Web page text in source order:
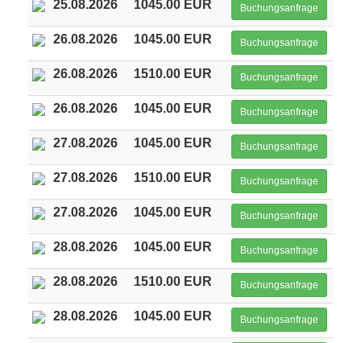
25.08.2026 1045.00 EUR Buchungsanfrage
26.08.2026 1045.00 EUR Buchungsanfrage
26.08.2026 1510.00 EUR Buchungsanfrage
26.08.2026 1045.00 EUR Buchungsanfrage
27.08.2026 1045.00 EUR Buchungsanfrage
27.08.2026 1510.00 EUR Buchungsanfrage
27.08.2026 1045.00 EUR Buchungsanfrage
28.08.2026 1045.00 EUR Buchungsanfrage
28.08.2026 1510.00 EUR Buchungsanfrage
28.08.2026 1045.00 EUR Buchungsanfrage